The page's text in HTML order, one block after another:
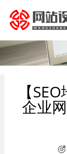
【
企业
